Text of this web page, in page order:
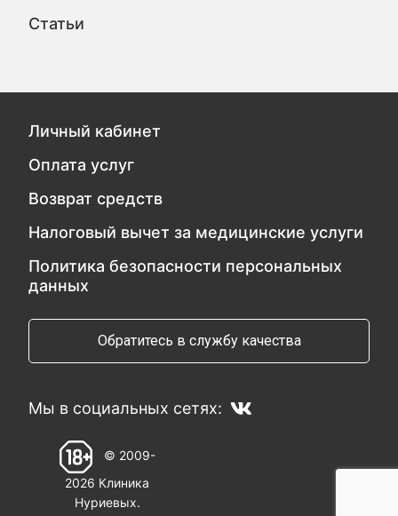
Статьи
Личный кабинет
Оплата услуг
Возврат средств
Налоговый вычет за медицинские услуги
Политика безопасности персональных
данных
Обратитесь в службу качества
Мы в социальных сетях:
© 2009-
2026 Клиника
Нуриевых.